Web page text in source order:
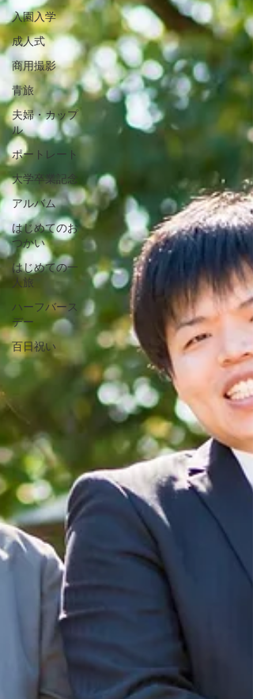
入園入学
成人式
商用撮影
青旅
夫婦・カップ
ル
ポートレート
大学卒業記念
アルバム
はじめてのお
つかい
はじめての一
人旅
ハーフバース
デー
百日祝い